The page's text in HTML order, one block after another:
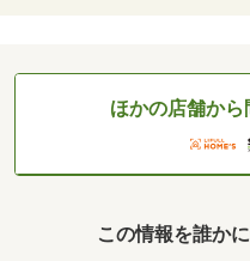
ほかの店舗から
この情報を誰か